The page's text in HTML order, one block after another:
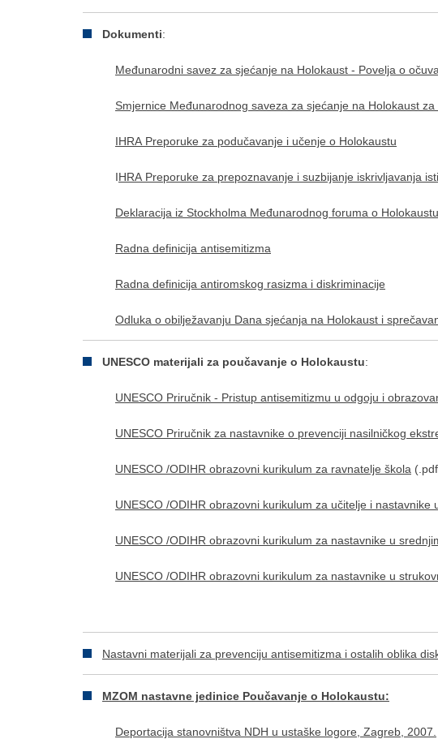
Dokumenti:
Međunarodni savez za sjećanje na Holokaust - Povelja o
Smjernice Međunarodnog saveza za sjećanje na Holokaust
IHRA Preporuke za podučavanje i učenje o Holokaustu
IHRA Preporuke za prepoznavanje i suzbijanje iskrivljavanja
Deklaracija iz Stockholma Međunarodnog foruma o Holokaustu
Radna definicija antisemitizma
Radna definicija antiromskog rasizma i diskriminacije
Odluka o obilježavanju Dana sjećanja na Holokaust i
UNESCO materijali za poučavanje o Holokaustu:
UNESCO Priručnik - Pristup antisemitizmu u odgoju i
UNESCO Priručnik za nastavnike o prevenciji nasilničkog
UNESCO /ODIHR obrazovni kurikulum za ravnatelje škola
UNESCO /ODIHR obrazovni kurikulum za učitelje i nastavnike
UNESCO /ODIHR obrazovni kurikulum za nastavnike u
UNESCO /ODIHR obrazovni kurikulum za nastavnike u
Nastavni materijali za prevenciju antisemitizma i ostalih oblika
MZOM nastavne jedinice Poučavanje o Holokaustu:
Deportacija stanovništva NDH u ustaške logore, Zagreb, 2007.